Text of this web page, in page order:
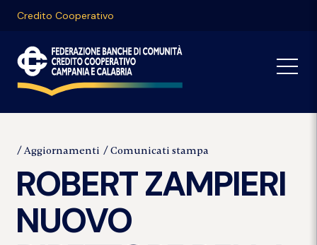
Credito Cooperativo
Aggiornamenti Comunicati stampa
ROBERT ZAMPIERI
NUOVO